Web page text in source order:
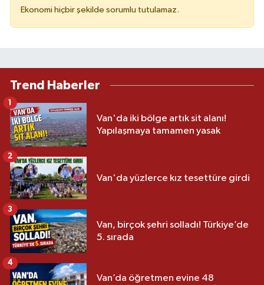
Ekonomi hiçbir şekilde sorumlu tutulamaz.
Trend Haberler
Van'da iki bölge artık sit alanı!
Yapılaşmaya tamamen yasak
1
Van'da yüzlerce kız tesettüre girdi
2
Van, birçok şehri solladı! Türkiye’de
5. sırada
3
Van’da öğretmen evine 48
4